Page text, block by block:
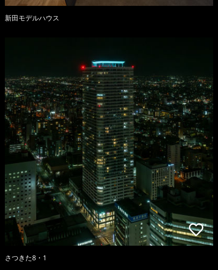
新田モデルハウス
さつきた8・1